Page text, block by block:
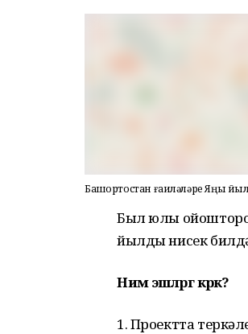
Башҡортостан ғаиләләре Яңы
Был юлы
йылды нисек
Нимә эшләргә кәрәк?
1. Проектта